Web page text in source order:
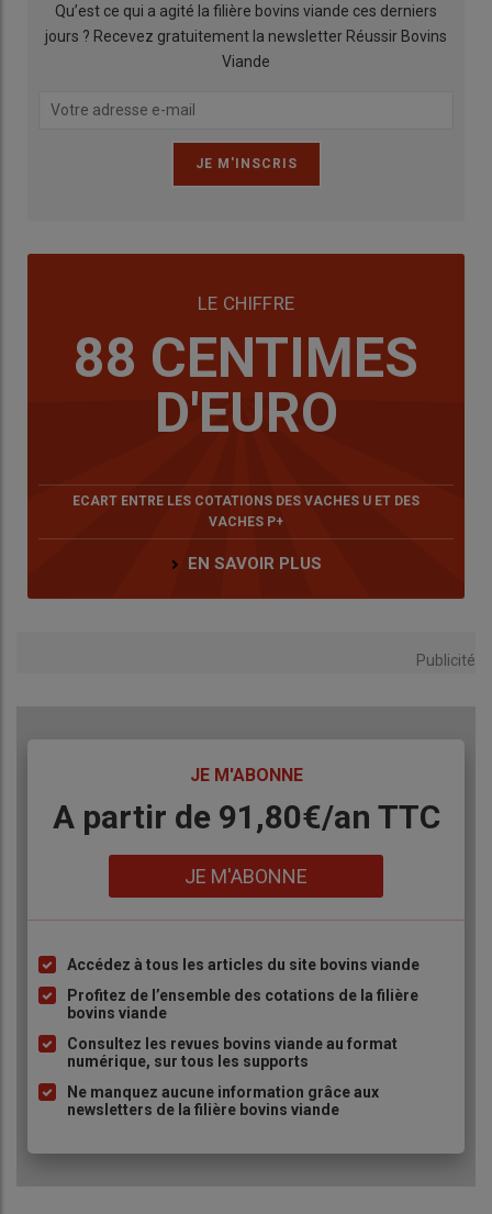
Qu’est ce qui a agité la filière bovins viande ces derniers
jours ? Recevez gratuitement la newsletter Réussir Bovins
Viande
LE CHIFFRE
88 CENTIMES
D'EURO
ECART ENTRE LES COTATIONS DES VACHES U ET DES
VACHES P+
EN SAVOIR PLUS
Publicité
JE M'ABONNE
Body
A partir de 91,80€/an​ TTC
JE M'ABONNE
Liste
à
puce
Accédez à tous les articles du site bovins viande
Profitez de l’ensemble des cotations de la filière
bovins viande
Consultez les revues bovins viande au format
numérique, sur tous les supports
Ne manquez aucune information grâce aux
newsletters de la filière bovins viande